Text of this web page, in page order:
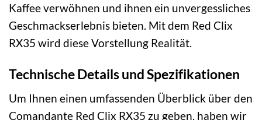
Kaffee verwöhnen und ihnen ein unvergessliches
Geschmackserlebnis bieten. Mit dem Red Clix
RX35 wird diese Vorstellung Realität.
Technische Details und Spezifikationen
Um Ihnen einen umfassenden Überblick über den
Comandante Red Clix RX35 zu geben, haben wir